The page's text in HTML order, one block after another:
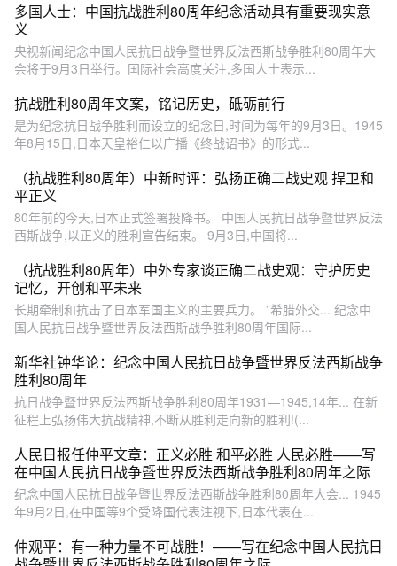
多国人士：中国抗战胜利80周年纪念活动具有重要现实意
义
央视新闻纪念中国人民抗日战争暨世界反法西斯战争胜利80周年大
会将于9月3日举行。国际社会高度关注,多国人士表示...
抗战胜利80周年文案，铭记历史，砥砺前行
是为纪念抗日战争胜利而设立的纪念日,时间为每年的9月3日。1945
年8月15日,日本天皇裕仁以广播《终战诏书》的形式...
（抗战胜利80周年）中新时评：弘扬正确二战史观 捍卫和
平正义
80年前的今天,日本正式签署投降书。 中国人民抗日战争暨世界反法
西斯战争,以正义的胜利宣告结束。 9月3日,中国将...
（抗战胜利80周年）中外专家谈正确二战史观：守护历史
记忆，开创和平未来
长期牵制和抗击了日本军国主义的主要兵力。 ”希腊外交... 纪念中
国人民抗日战争暨世界反法西斯战争胜利80周年国际...
新华社钟华论：纪念中国人民抗日战争暨世界反法西斯战争
胜利80周年
抗日战争暨世界反法西斯战争胜利80周年1931—1945,14年... 在新
征程上弘扬伟大抗战精神,不断从胜利走向新的胜利!(...
人民日报任仲平文章：正义必胜 和平必胜 人民必胜——写
在中国人民抗日战争暨世界反法西斯战争胜利80周年之际
纪念中国人民抗日战争暨世界反法西斯战争胜利80周年大会... 1945
年9月2日,在中国等9个受降国代表注视下,日本代表在...
仲观平：有一种力量不可战胜！——写在纪念中国人民抗日